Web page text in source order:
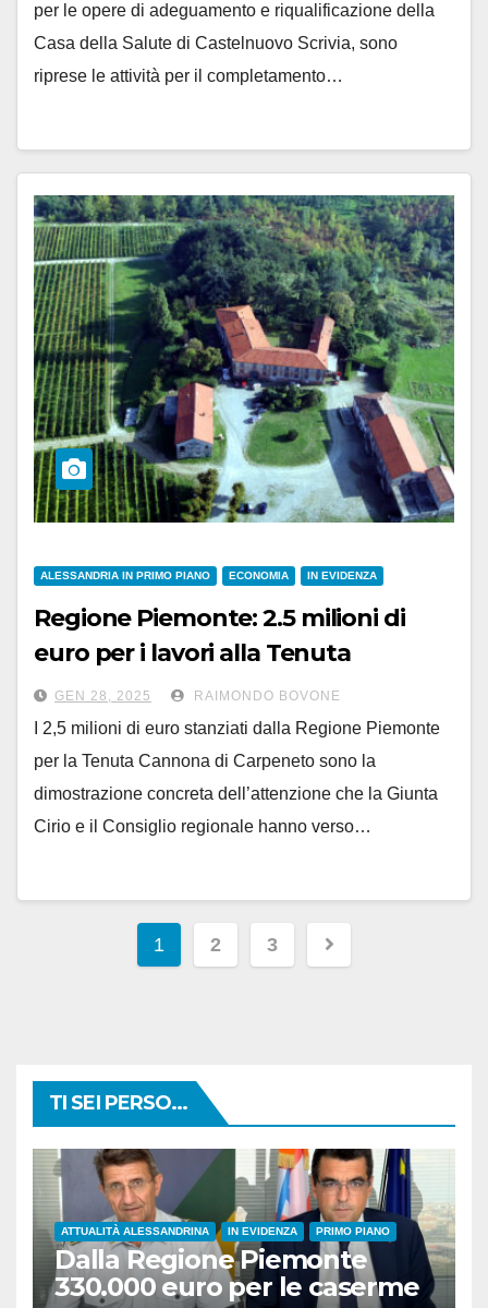
per le opere di adeguamento e riqualificazione della
Casa della Salute di Castelnuovo Scrivia, sono
riprese le attività per il completamento…
ALESSANDRIA IN PRIMO PIANO ECONOMIA IN EVIDENZA
Regione Piemonte: 2.5 milioni di
euro per i lavori alla Tenuta
‘Cannona’ di Carpeneto
GEN 28, 2025 RAIMONDO BOVONE
I 2,5 milioni di euro stanziati dalla Regione Piemonte
per la Tenuta Cannona di Carpeneto sono la
dimostrazione concreta dell’attenzione che la Giunta
Cirio e il Consiglio regionale hanno verso…
Paginazione
1 2 3
TI SEI PERSO...
ATTUALITÀ ALESSANDRINA IN EVIDENZA PRIMO PIANO
Dalla Regione Piemonte
330.000 euro per le caserme